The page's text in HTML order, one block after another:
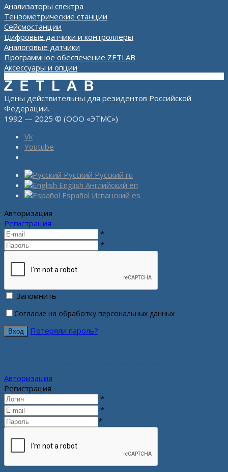
Анализаторы спектра
Тензометрические станции
Сейсмостанции
Цифровые датчики и контроллеры
Аналоговые датчики
Программное обеспечение ZETLAB
Аксессуары и опции
Цены действительны для резидентов Российской
Федерации.
1992 — 2025 © (ООО «ЭТМС»)
Vk
Youtube
Русский Русский ru
English Английский en
Español Испанский es
Авторизация
Регистрация
*
*
Запомнить
Согласие на обработку персональных данных
Потеряли пароль?
Авторизация
Регистрация
*
*
*